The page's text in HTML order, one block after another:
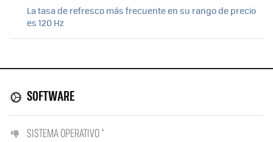
La tasa de refresco más frecuente en su rango de precio
es 120 Hz
SOFTWARE
SISTEMA OPERATIVO *